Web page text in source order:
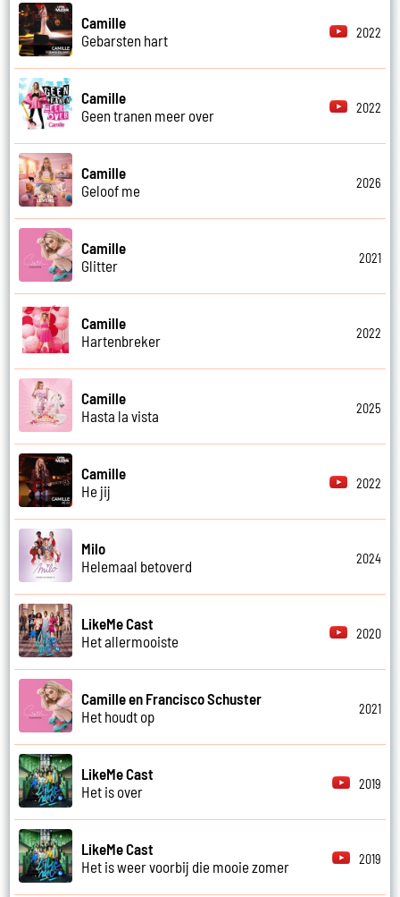
Camille
Gebarsten hart
2022
Camille
Geen tranen meer over
2022
Camille
Geloof me
2026
Camille
Glitter
2021
Camille
Hartenbreker
2022
Camille
Hasta la vista
2025
Camille
He jij
2022
Milo
Helemaal betoverd
2024
LikeMe Cast
Het allermooiste
2020
Camille en Francisco Schuster
Het houdt op
2021
LikeMe Cast
Het is over
2019
LikeMe Cast
Het is weer voorbij die mooie zomer
2019